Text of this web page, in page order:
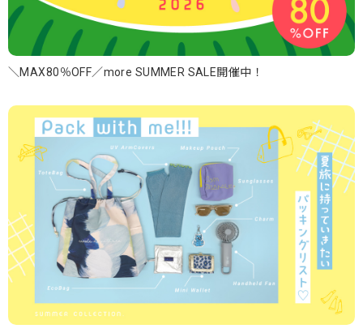
＼MAX80％OFF／more SUMMER SALE開催中！